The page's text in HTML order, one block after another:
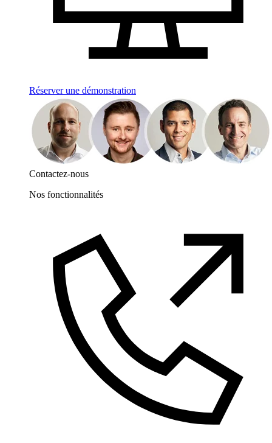
Réserver une démonstration
Contactez-nous
Nos fonctionnalités